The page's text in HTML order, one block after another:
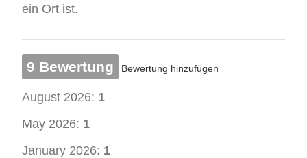
ein Ort ist.
9 Bewertung Bewertung hinzufügen
August 2026: 1
May 2026: 1
January 2026: 1